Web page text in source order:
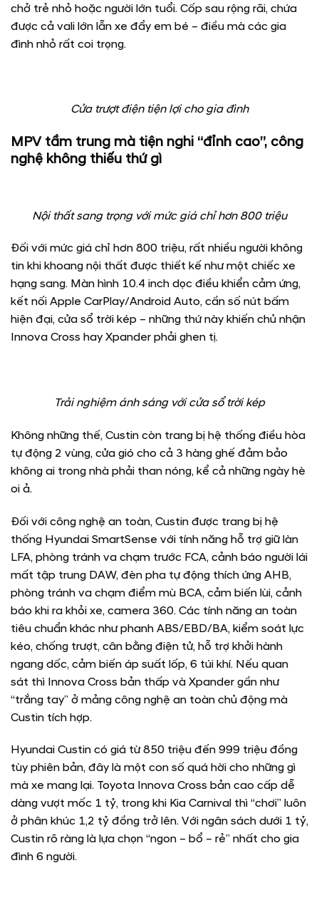
chở trẻ nhỏ hoặc người lớn tuổi. Cốp sau rộng rãi, chứa
được cả vali lớn lẫn xe đẩy em bé – điều mà các gia
đình nhỏ rất coi trọng.
Cửa trượt điện tiện lợi cho gia đình
MPV tầm trung mà tiện nghi “đỉnh cao”, công
nghệ không thiếu thứ gì
Nội thất sang trọng với mức giá chỉ hơn 800 triệu
Đối với mức giá chỉ hơn 800 triệu, rất nhiều người không
tin khi khoang nội thất được thiết kế như một chiếc xe
hạng sang. Màn hình 10.4 inch dọc điều khiển cảm ứng,
kết nối Apple CarPlay/Android Auto, cần số nút bấm
hiện đại, cửa sổ trời kép – những thứ này khiến chủ nhận
Innova Cross hay Xpander phải ghen tị.
Trải nghiệm ánh sáng với cửa sổ trời kép
Không những thế, Custin còn trang bị hệ thống điều hòa
tự động 2 vùng, cửa gió cho cả 3 hàng ghế đảm bảo
không ai trong nhà phải than nóng, kể cả những ngày hè
oi ả.
Đối với công nghệ an toàn, Custin được trang bị hệ
thống Hyundai SmartSense với tính năng hỗ trợ giữ làn
LFA, phòng tránh va chạm trước FCA, cảnh báo người lái
mất tập trung DAW, đèn pha tự động thích ứng AHB,
phòng tránh va chạm điểm mù BCA, cảm biến lùi, cảnh
báo khi ra khỏi xe, camera 360. Các tính năng an toàn
tiêu chuẩn khác như phanh ABS/EBD/BA, kiểm soát lực
kéo, chống trượt, cân bằng điện tử, hỗ trợ khởi hành
ngang dốc, cảm biến áp suất lốp, 6 túi khí. Nếu quan
sát thì Innova Cross bản thấp và Xpander gần như
“trắng tay” ở mảng công nghệ an toàn chủ động mà
Custin tích hợp.
Hyundai Custin có giá từ 850 triệu đến 999 triệu đồng
tùy phiên bản, đây là một con số quá hời cho những gì
mà xe mang lại. Toyota Innova Cross bản cao cấp dễ
dàng vượt mốc 1 tỷ, trong khi Kia Carnival thì “chơi” luôn
ở phân khúc 1,2 tỷ đồng trở lên. Với ngân sách dưới 1 tỷ,
Custin rõ ràng là lựa chọn “ngon – bổ – rẻ” nhất cho gia
đình 6 người.